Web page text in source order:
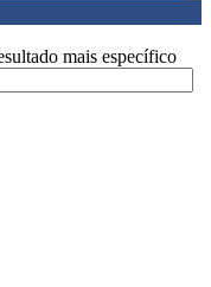
mais específico